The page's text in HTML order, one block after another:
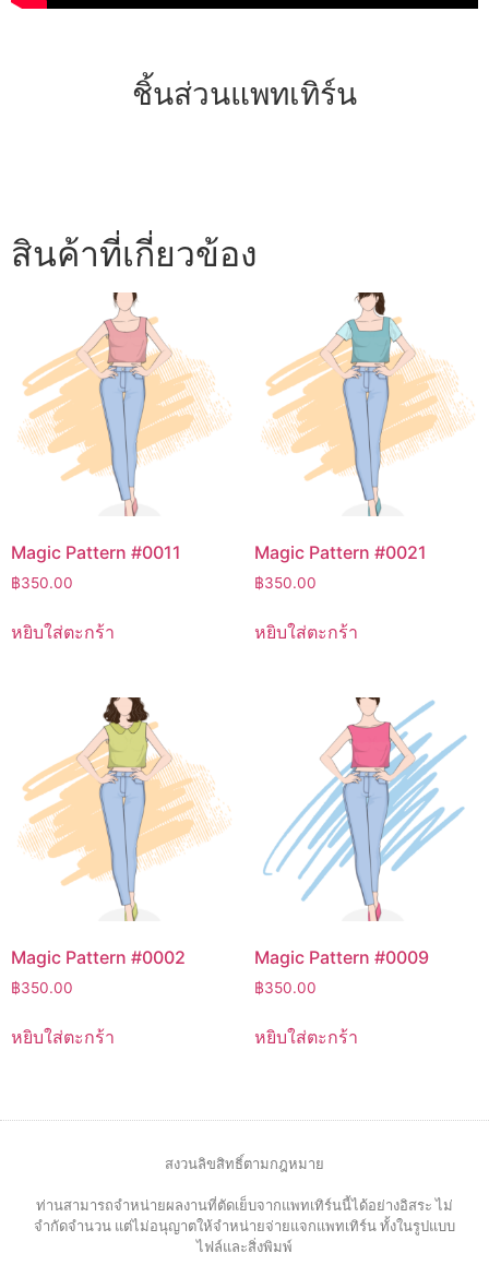
ชิ้นส่วนแพทเทิร์น
สินค้าที่เกี่ยวข้อง
Magic Pattern #0011
฿350.00
หยิบใส่ตะกร้า
Magic Pattern #0021
฿350.00
หยิบใส่ตะกร้า
Magic Pattern #0002
฿350.00
หยิบใส่ตะกร้า
Magic Pattern #0009
฿350.00
หยิบใส่ตะกร้า
สงวนลิขสิทธิ์ตามกฎหมาย
ท่านสามารถจำหน่ายผลงานที่ตัดเย็บจากแพทเทิร์นนี้ได้อย่างอิสระ ไม่
จำกัดจำนวน แต่ไม่อนุญาตให้จำหน่ายจ่ายแจกแพทเทิร์น ทั้งในรูปแบบ
ไฟล์และสิ่งพิมพ์